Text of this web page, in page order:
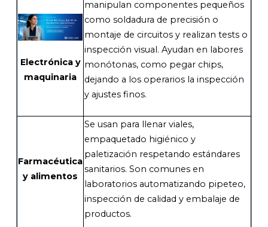
Electrónica y
maquinaria
manipulan componentes pequeños
como soldadura de precisión o
montaje de circuitos y realizan tests o
inspección visual. Ayudan en labores
monótonas, como pegar chips,
dejando a los operarios la inspección
y ajustes finos.
Farmacéutica
y alimentos
Se usan para llenar viales,
empaquetado higiénico y
paletización respetando estándares
sanitarios. Son comunes en
laboratorios automatizando pipeteo,
inspección de calidad y embalaje de
productos.